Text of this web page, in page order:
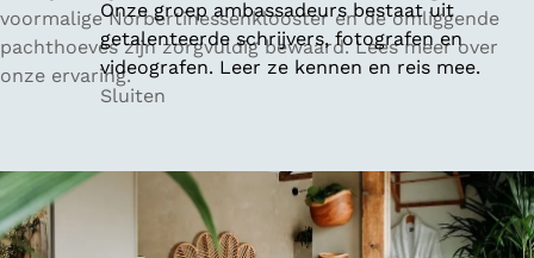
Onze groep ambassadeurs bestaat uit
getalenteerde schrijvers, fotografen en
videografen. Leer ze kennen en reis mee.
Sluiten
r
f
s
L
i
m
voormalige Norbertinessenklooster en de omliggende
pachthoeves zijn zorgvuldig bewaard. Lees meer over
onze ervaring.